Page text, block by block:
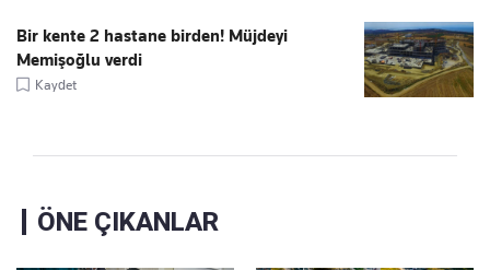
Bir kente 2 hastane birden! Müjdeyi
Memişoğlu verdi
Kaydet
ÖNE ÇIKANLAR